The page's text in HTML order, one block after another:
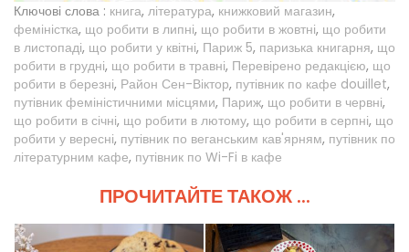
Ключові слова : книга, література, книжковий магазин,
феміністка, що робити в липні, що робити в жовтні, що робити
в листопаді, що робити у квітні, Париж 5, паризька книгарня, що
робити в грудні, що робити в травні, Перевірено редакцією, що
робити в березні, Район Сен-Віктор, путівник по кафе douillet,
путівник феміністичними місцями, Париж, що робити в червні,
що робити в січні, що робити в лютому, що робити в серпні, що
робити у вересні, путівник по веганським кав'ярням, путівник по
літературним кафе, путівник по Wi-Fi в кафе
ПРОЧИТАЙТЕ ТАКОЖ ...